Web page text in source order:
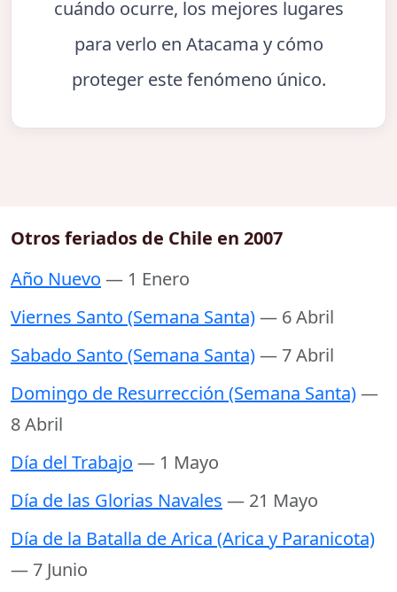
cuándo ocurre, los mejores lugares
para verlo en Atacama y cómo
proteger este fenómeno único.
Otros feriados de Chile en 2007
Año Nuevo — 1 Enero
Viernes Santo (Semana Santa)— 6 Abril
Sabado Santo (Semana Santa)— 7 Abril
Domingo de Resurrección (Semana Santa)—
8 Abril
Día del Trabajo — 1 Mayo
Día de las Glorias Navales — 21 Mayo
Día de la Batalla de Arica (Arica y Paranicota)
— 7 Junio